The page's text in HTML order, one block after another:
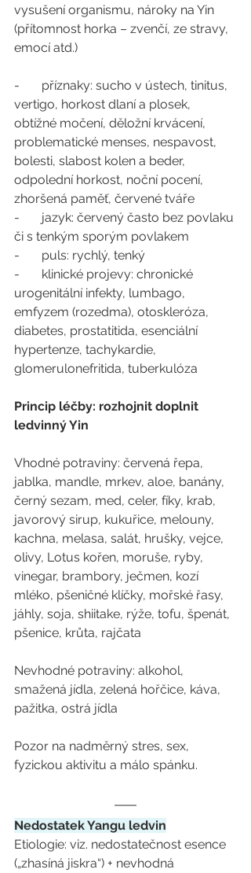
vysušení organismu, nároky na Yin
(přítomnost horka – zvenčí, ze stravy,
emocí atd.)
-       příznaky: sucho v ústech, tinitus,
vertigo, horkost dlaní a plosek,
obtížné močení, děložní krvácení,
problematické menses, nespavost,
bolesti, slabost kolen a beder,
odpolední horkost, noční pocení,
zhoršená paměť, červené tváře
-       jazyk: červený často bez povlaku
či s tenkým sporým povlakem
-       puls: rychlý, tenký
-       klinické projevy: chronické
urogenitální infekty, lumbago,
emfyzem (rozedma), otoskleróza,
diabetes, prostatitida, esenciální
hypertenze, tachykardie,
glomerulonefritida, tuberkulóza
Princip léčby: rozhojnit doplnit
ledvinný Yin
Vhodné potraviny: červená řepa,
jablka, mandle, mrkev, aloe, banány,
černý sezam, med, celer, fíky, krab,
javorový sirup, kukuřice, melouny,
kachna, melasa, salát, hrušky, vejce,
olivy, Lotus kořen, moruše, ryby,
vinegar, brambory, ječmen, kozí
mléko, pšeničné klíčky, mořské řasy,
jáhly, soja, shiitake, rýže, tofu, špenát,
pšenice, krůta, rajčata
Nevhodné potraviny: alkohol,
smažená jídla, zelená hořčice, káva,
pažitka, ostrá jídla
Pozor na nadměrný stres, sex,
fyzickou aktivitu a málo spánku.
Nedostatek Yangu ledvin
Etiologie: viz. nedostatečnost esence
(„zhasíná jiskra“) + nevhodná